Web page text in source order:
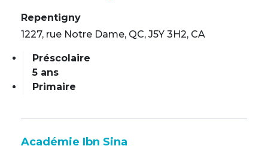
Repentigny
1227, rue Notre Dame, QC, J5Y 3H2, CA
Préscolaire
5 ans
Primaire
Académie Ibn Sina